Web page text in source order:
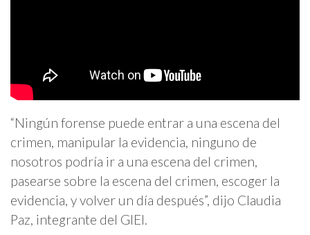
“Ningún forense puede entrar a una escena del
crimen, manipular la evidencia, ninguno de
nosotros podría ir a una escena del crimen,
pasearse sobre la escena del crimen, escoger la
evidencia, y volver un día después”, dijo Claudia
Paz, integrante del GIEI.